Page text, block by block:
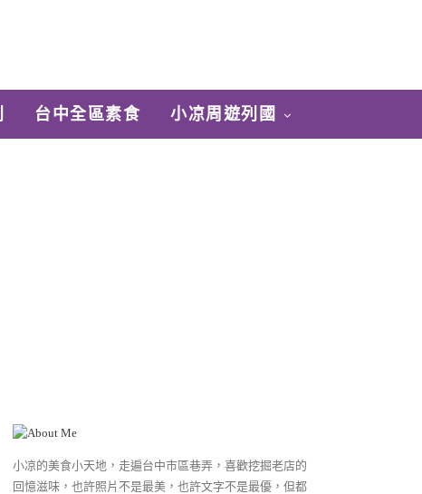
台中全區素食 小凉周遊列國
小凉的美食小天地，走遍台中市區巷弄，喜歡挖掘老店的
回憶滋味，也許照片不是最美，也許文字不是最優，但都